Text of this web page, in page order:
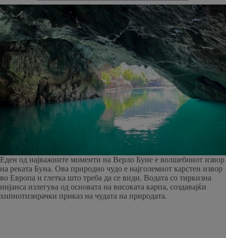
Еден од најважните моменти на Верло Буне е волшебниот извор
на реката Буна. Ова природно чудо е најголемиот карстен извор
во Европа и глетка што треба да се види. Водата со тиркизна
нијанса излегува од основата на високата карпа, создавајќи
хипнотизирачки приказ на чудата на природата.